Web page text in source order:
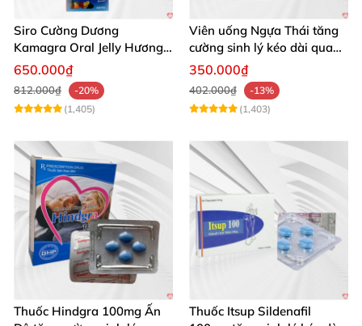
Siro Cường Dương
Kamagra Oral Jelly Hương
Trái Cây Một Hộp 7 Gói
650.000₫
812.000₫
-20%
(1,405)
Viên uống Ngựa Thái tăng
cường sinh lý kéo dài quan
hệ
350.000₫
402.000₫
-13%
(1,403)
Thuốc Hindgra 100mg Ấn
Thuốc Itsup Sildenafil